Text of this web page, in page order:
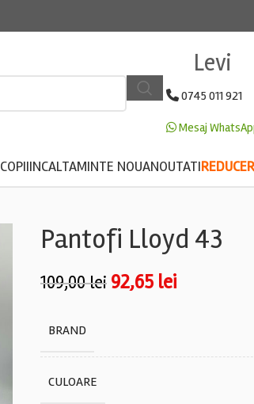
Levi
0745 011 921
Mesaj
COPIIINCALTAMINTE NOUANOUTATI
Pantofi Lloyd 43
109,00lei 92,65 lei
BRAND
CULOARE